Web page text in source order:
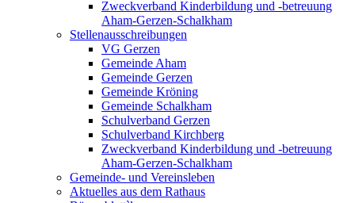
Zweckverband Kinderbildung und -betreuung
Aham-Gerzen-Schalkham
Stellenausschreibungen
VG Gerzen
Gemeinde Aham
Gemeinde Gerzen
Gemeinde Kröning
Gemeinde Schalkham
Schulverband Gerzen
Schulverband Kirchberg
Zweckverband Kinderbildung und -betreuung
Aham-Gerzen-Schalkham
Gemeinde- und Vereinsleben
Aktuelles aus dem Rathaus